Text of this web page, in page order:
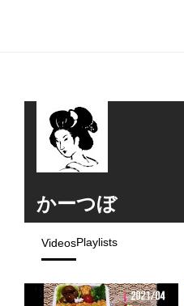
かーつぼ
VideosPlaylists